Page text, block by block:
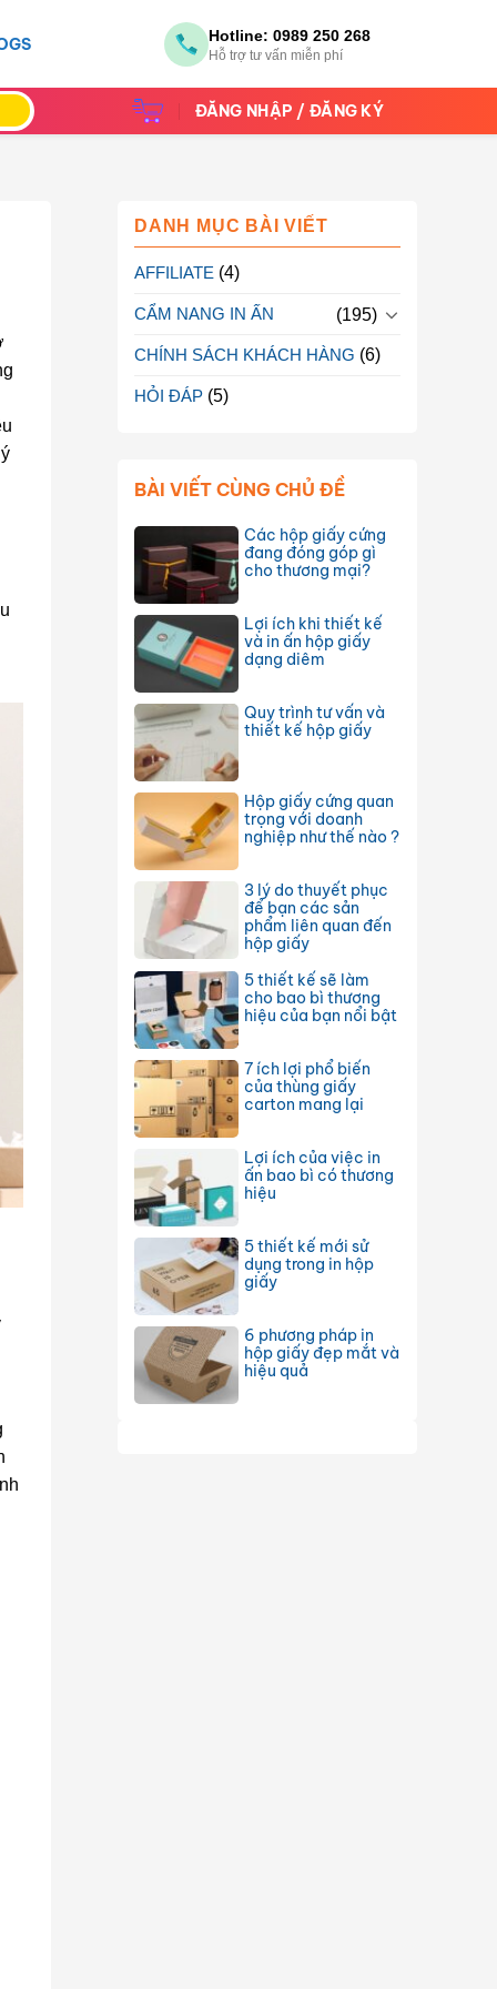
Hotline: 0989 250 268
Hỗ trợ tư vấn miễn phí
ĐĂNG NHẬP / ĐĂNG KÝ
DANH MỤC BÀI VIẾT
AFFILIATE (4)
CẨM NANG IN ẤN (195)
CHÍNH SÁCH KHÁCH HÀNG (6)
HỎI ĐÁP (5)
BÀI VIẾT CÙNG CHỦ ĐỀ
Các hộp giấy cứng
đang đóng góp gì
cho thương mại?
Lợi ích khi thiết kế
và in ấn hộp giấy
dạng diêm
Quy trình tư vấn và
thiết kế hộp giấy
Hộp giấy cứng quan
trọng với doanh
nghiệp như thế nào ?
3 lý do thuyết phục
để bạn các sản
phẩm liên quan đến
hộp giấy
5 thiết kế sẽ làm
cho bao bì thương
hiệu của bạn nổi bật
7 ích lợi phổ biến
của thùng giấy
carton mang lại
Lợi ích của việc in
ấn bao bì có thương
hiệu
5 thiết kế mới sử
dụng trong in hộp
giấy
6 phương pháp in
hộp giấy đẹp mắt và
hiệu quả